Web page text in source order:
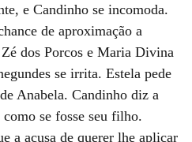
e Candinho se incomoda.
de aproximação a
dos Porcos e Maria Divina
se irrita. Estela pede
Anabela. Candinho diz a
se fosse seu filho.
a acusa de querer lhe aplicar